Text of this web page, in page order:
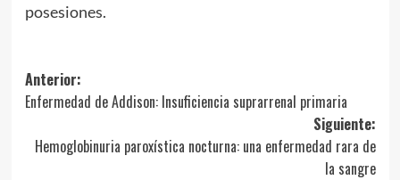
posesiones.
Navegación
de
entradas
Anterior:
Enfermedad de Addison: Insuficiencia suprarrenal primaria
Siguiente:
Hemoglobinuria paroxística nocturna: una enfermedad rara de
la sangre